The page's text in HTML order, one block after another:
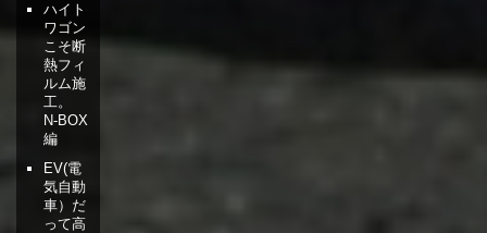
ハイト
ワゴン
こそ断
熱フィ
ルム施
工。
N-BOX
編
EV(電
気自動
車）だ
って高